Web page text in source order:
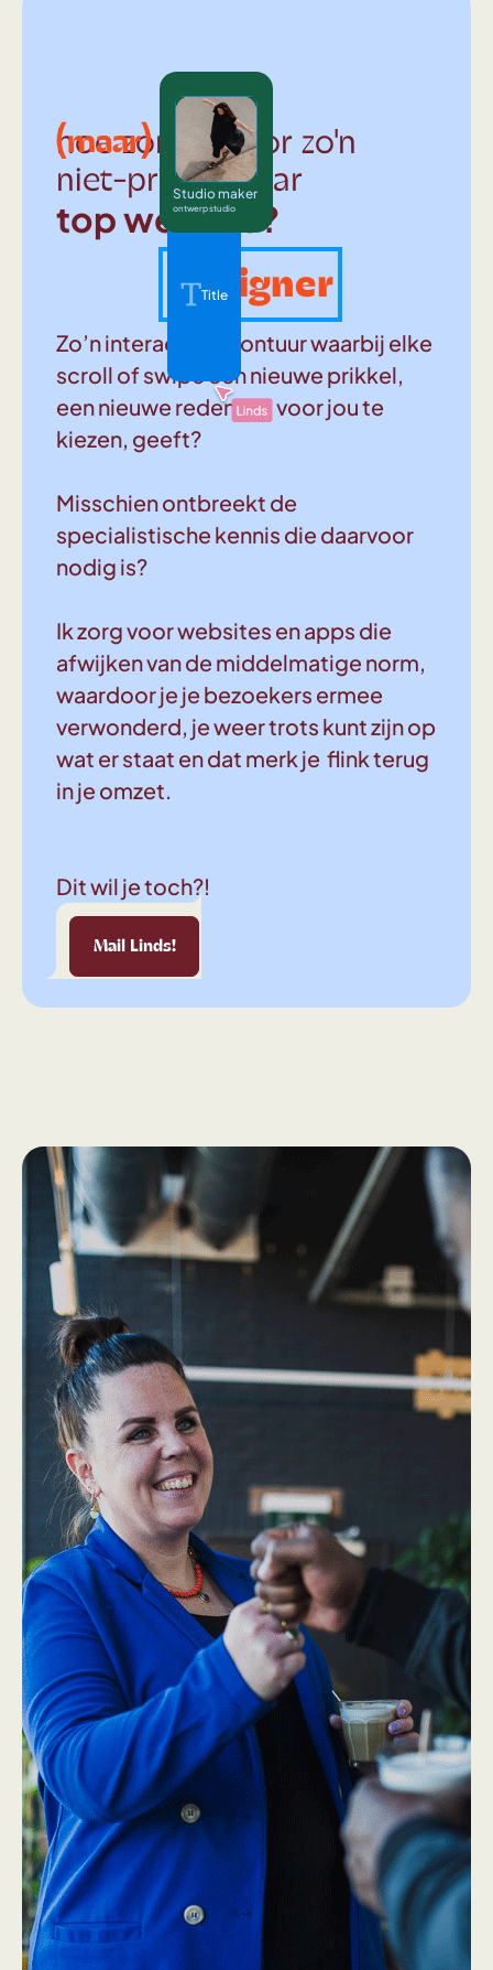
(maar)
hoe zorg je voor zo'n
niet-prima-maar
top website?
Designer
Title
Studio maker
ontwerp studio
Zo’n interactief avontuur waarbij elke
scroll of swipe een nieuwe prikkel,
een nieuwe reden om voor jou te
kiezen, geeft?
Misschien ontbreekt de
specialistische kennis die daarvoor
nodig is?
Ik zorg voor websites en apps die
afwijken van de middelmatige norm,
waardoor je je bezoekers ermee
verwonderd, je weer trots kunt zijn op
wat er staat en dat merk je flink terug
in je omzet.
Dit wil je toch?!
Mail Linds!
Mail Linds! Mail Linds!
How we work